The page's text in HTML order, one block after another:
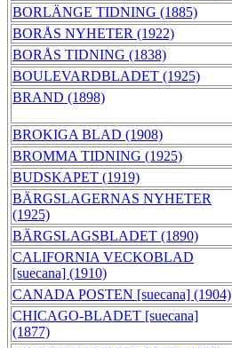
BORLÄNGE TIDNING (1885)
BORÅS NYHETER (1922)
BORÅS TIDNING (1838)
BOULEVARDBLADET (1925)
BRAND (1898)
BROKIGA BLAD (1908)
BROMMA TIDNING (1925)
BUDSKAPET (1919)
BÄRGSLAGERNAS NYHETER
(1925)
BÄRGSLAGSBLADET (1890)
CALIFORNIA VECKOBLAD
[suecana] (1910)
CANADA POSTEN [suecana] (1904)
CHICAGO-BLADET [suecana]
(1877)